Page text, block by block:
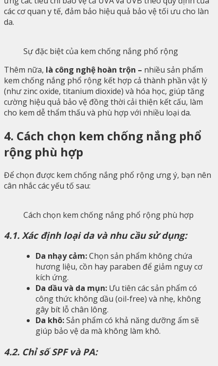
các cơ quan y tế, đảm bảo hiệu quả bảo vệ tối ưu cho làn
da.
Sự đặc biệt của kem chống nắng phổ rộng
Thêm nữa, là công nghệ hoàn trộn – nhiều sản phẩm
kem chống nắng phổ rộng kết hợp cả thành phần vật lý
(như zinc oxide, titanium dioxide) và hóa học, giúp tăng
cường hiệu quả bảo vệ đồng thời cải thiện kết cấu, làm
cho kem dễ thẩm thấu và phù hợp với nhiều loại da.
4. Cách chọn kem chống nắng phổ
rộng phù hợp
Để chọn được kem chống nắng phổ rộng ưng ý, bạn nên
cân nhắc các yếu tố sau:
Cách chọn kem chống nắng phổ rộng phù hợp
4.1. Xác định loại da và nhu cầu sử dụng:
Da nhạy cảm:Chọn sản phẩm không chứa
hương liệu, cồn hay paraben để giảm nguy cơ
kích ứng.
Da dầu và da mụn: Ưu tiên các sản phẩm có
công thức không dầu (oil-free) và nhẹ, không
gây bít lỗ chân lông.
Da khô:Sản phẩm có khả năng dưỡng ẩm sẽ
giúp bảo vệ da mà không làm khô.
4.2. Chỉ số SPF và PA: